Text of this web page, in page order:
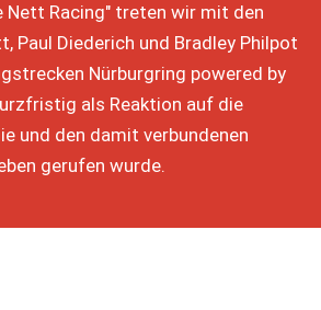
Nett Racing" treten wir mit den
Paul Diederich und Bradley Philpot
Nürburgring powered by
als Reaktion auf die
und den damit verbundenen
gerufen wurde.